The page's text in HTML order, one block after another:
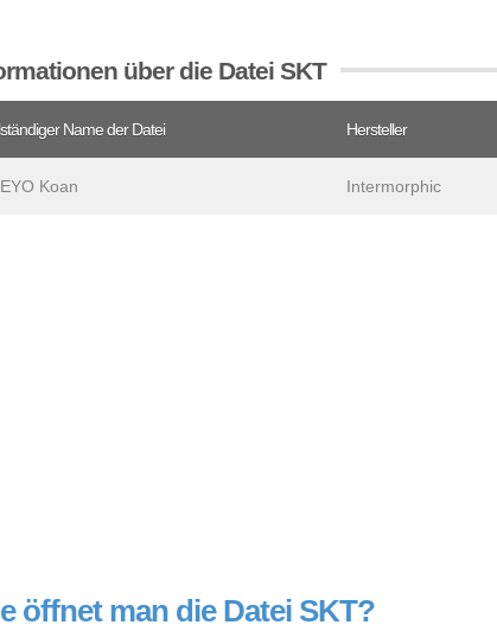
über die Datei SKT
Name der Datei Hersteller
Koan Intermorphic
öffnet man die Datei SKT?